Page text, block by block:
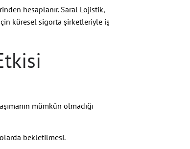
hesaplanır. Saral Lojistik,
küresel sigorta şirketleriyle iş
mümkün olmadığı
bekletilmesi.